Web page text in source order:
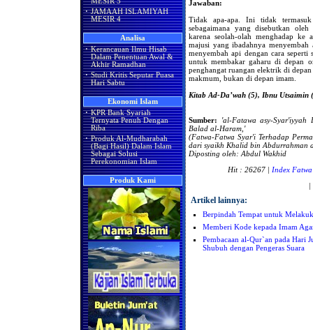
· JAMAAH ISLAMIYAH
MESIR 4
Analisa
· Kerancauan Ilmu Hisab
Dalam Penentuan Awal &
Akhir Ramadhan
· Studi Kritis Seputar Puasa
Hari Sabtu
Ekonomi Islam
· KPR Bank Syariah
Ternyata Penuh Dengan
Riba
· Produk Al-Mudharabah
(Bagi Hasil) Dalam Islam
Sebagai Solusi
Perekonomian Islam
Produk Kami
Jawaban:
Tidak apa-apa. Ini tidak
sebagaimana yang disebutkan
karena seolah-olah menghadap ke
majusi yang ibadahnya
menyembah api dengan cara
untuk membakar gaharu di depan
penghangat ruangan elektrik di
makmum, bukan di depan imam.
Kitab Ad-Da’wah (5), Ibnu Utsaimin
Sumber:
'al-Fatawa asy-
Balad al-Haram,'
(Fatwa-Fatwa Syar'i Terhadap
dari syaikh Khalid bin Abdurrahman
Diposting oleh: Abdul Wakhid
Hit : 26267 | Index Fatwa
|
Artikel lainnya:
Berpindah Tempat untuk
Memberi Kode kepada Imam
Pembacaan al-Qur`an pada Hari
Shubuh dengan Pengeras Suara